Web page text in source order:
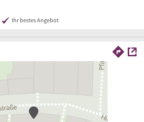
Ihr bestes Angebot